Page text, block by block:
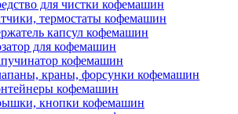
для чистки кофемашин
термостаты кофемашин
капсул кофемашин
для кофемашин
кофемашин
краны, форсунки кофемашин
кофемашин
кнопки кофемашин